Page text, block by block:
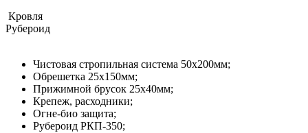
Кровля
Рубероид
Чистовая стропильная система 50х200мм;
Обрешетка 25х150мм;
Прижимной брусок 25х40мм;
Крепеж, расходники;
Огне-био защита;
Рубероид РКП-350;